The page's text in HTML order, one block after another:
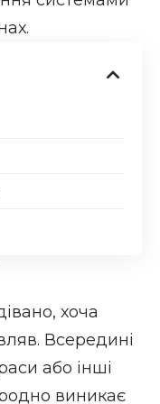
хоча
Всередині
або інші
виникає